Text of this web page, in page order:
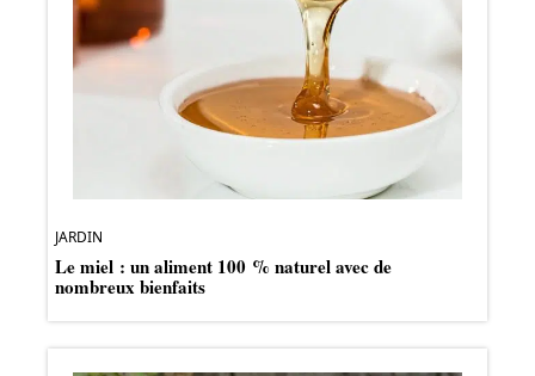
JARDIN
Le miel : un aliment 100 % naturel avec de
nombreux bienfaits